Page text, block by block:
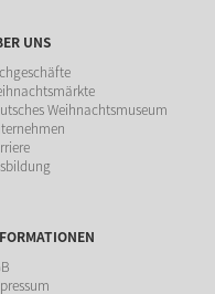
UNS
Weihnachtsmuseum